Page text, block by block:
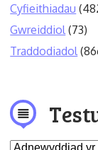
Cyfieithiadau
Gwreiddiol (73)
Traddodiadol